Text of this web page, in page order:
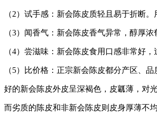
（2）试手感：新会陈皮质轻且易于折断
（3）闻香气：新会陈皮香气异常，醇厚
（4）尝滋味：新会陈皮食用口感非常好
（5）比价格：正宗新会陈皮都分产区、
好的新会陈皮外皮呈深褐色，皮瓤薄，对
而劣质的陈皮和非新会陈皮则皮身厚薄不